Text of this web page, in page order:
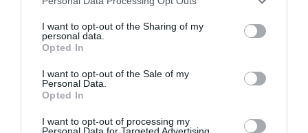
I want to opt-out of the Sharing of my
personal data.
Opted In
I want to opt-out of the Sale of my
Personal Data.
Opted In
I want to opt-out of processing my
DERNIERS COMMENTAIRES